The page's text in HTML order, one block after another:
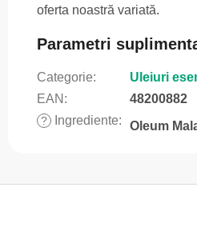
oferta noastră variată.
Parametri
Categorie:
Uleiuri
EAN : 48200882
? Ingrediente: Oleum